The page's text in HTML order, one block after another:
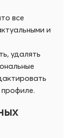
все
и
удалять